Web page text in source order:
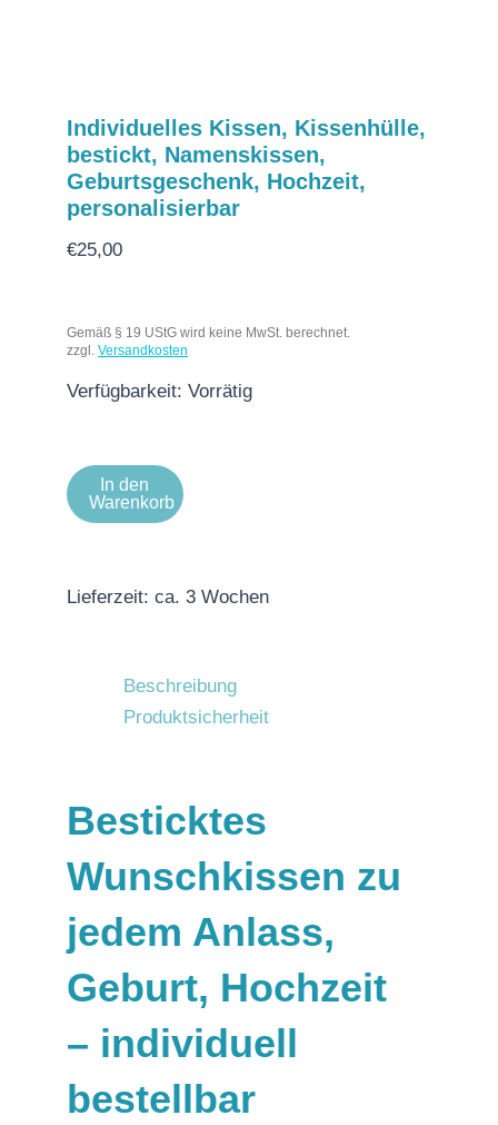
Individuelles Kissen, Kissenhülle,
bestickt, Namenskissen,
Geburtsgeschenk, Hochzeit,
personalisierbar
€25,00
Gemäß § 19 UStG wird keine MwSt. berechnet.
zzgl. Versandkosten
Verfügbarkeit: Vorrätig
In den
Warenkorb
Lieferzeit: ca. 3 Wochen
Beschreibung
Produktsicherheit
Besticktes
Wunschkissen zu
jedem Anlass,
Geburt, Hochzeit
– individuell
bestellbar